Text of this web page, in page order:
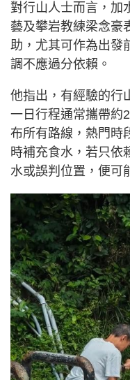
對行山人士而言，加
藝及攀岩教練梁念豪
助，尤其可作為出發
調不應過分依賴。
他指出，有經驗的行
一日行程通常攜帶約
布所有路線，熱門時
時補充食水，若只依
水或誤判位置，便可